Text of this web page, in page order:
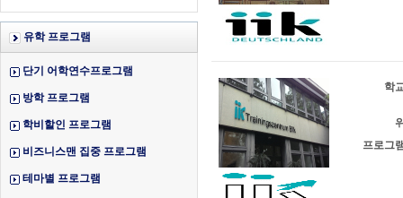
유학 프로그램
단기 어학연수프로그램
방학 프로그램
학비할인 프로그램
비즈니스맨 집중 프로그램
테마별 프로그램
학
프로그